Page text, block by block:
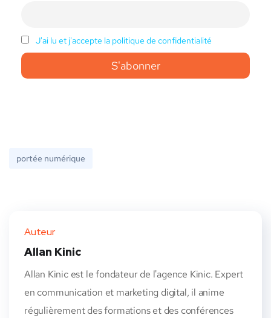
J'ai lu et j'accepte la politique de confidentialité
portée numérique
Auteur
Allan Kinic
Allan Kinic est le fondateur de l'agence Kinic. Expert
en communication et marketing digital, il anime
régulièrement des formations et des conférences